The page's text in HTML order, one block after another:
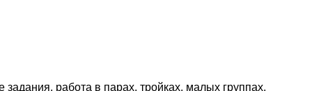
работа в парах, тройках, малых группах,